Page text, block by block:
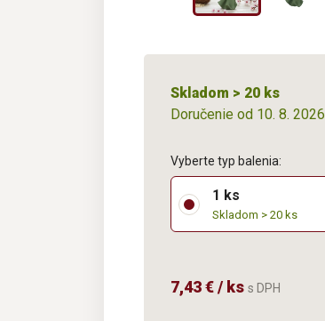
Skladom > 20 ks
Doručenie od 10. 8. 2026
Vyberte typ balenia:
1 ks
Skladom > 20 ks
7,43 € / ks s DPH